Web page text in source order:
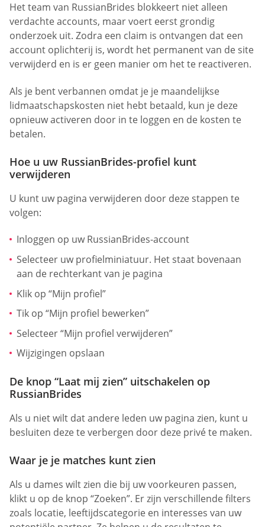
Het team van RussianBrides blokkeert niet alleen
verdachte accounts, maar voert eerst grondig
onderzoek uit. Zodra een claim is ontvangen dat een
account oplichterij is, wordt het permanent van de site
verwijderd en is er geen manier om het te reactiveren.
Als je bent verbannen omdat je je maandelijkse
lidmaatschapskosten niet hebt betaald, kun je deze
opnieuw activeren door in te loggen en de kosten te
betalen.
Hoe u uw RussianBrides-profiel kunt
verwijderen
U kunt uw pagina verwijderen door deze stappen te
volgen:
Inloggen op uw RussianBrides-account
Selecteer uw profielminiatuur. Het staat bovenaan
aan de rechterkant van je pagina
Klik op “Mijn profiel”
Tik op “Mijn profiel bewerken”
Selecteer “Mijn profiel verwijderen”
Wijzigingen opslaan
De knop “Laat mij zien” uitschakelen op
RussianBrides
Als u niet wilt dat andere leden uw pagina zien, kunt u
besluiten deze te verbergen door deze privé te maken.
Waar je je matches kunt zien
Als u dames wilt zien die bij uw voorkeuren passen,
klikt u op de knop “Zoeken”. Er zijn verschillende filters
zoals locatie, leeftijdscategorie en interesses van uw